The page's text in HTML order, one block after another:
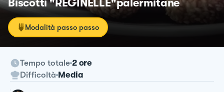
Biscotti "REGINELLE"palermitane
Modalità passo passo
Tempo totale 2 ore
Difficoltà Media